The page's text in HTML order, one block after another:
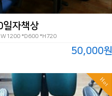
자책상
W1200 *D600 *H720
50,000원
Hot